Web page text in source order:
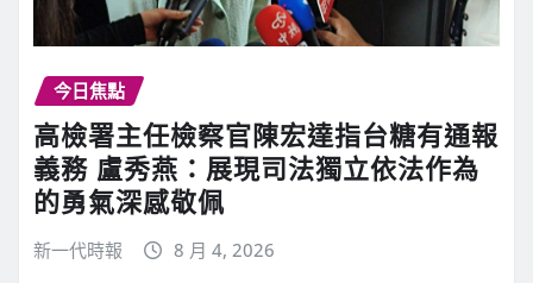
今日焦點
高檢署主任檢察官陳宏達指台糖有通報
義務 盧秀燕：展現司法獨立依法作為
的勇氣深感敬佩
新一代時報 8 月 4, 2026